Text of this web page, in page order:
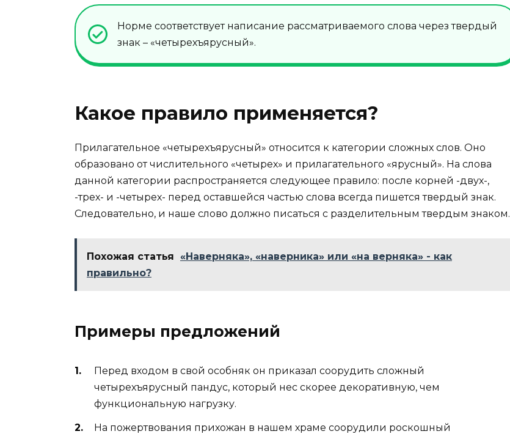
Норме соответствует написание рассматриваемого слова через твердый
знак – «четырехъярусный».
Какое правило применяется?
Прилагательное «четырехъярусный» относится к категории сложных слов. Оно
образовано от числительного «четырех» и прилагательного «ярусный». На слова
данной категории распространяется следующее правило: после корней -двух-,
-трех- и -четырех- перед оставшейся частью слова всегда пишется твердый знак.
Следовательно, и наше слово должно писаться с разделительным твердым знаком.
Похожая статья
«Наверняка», «наверника» или «на верняка» - как
правильно?
Примеры предложений
Перед входом в свой особняк он приказал соорудить сложный
четырехъярусный пандус, который нес скорее декоративную, чем
функциональную нагрузку.
На пожертвования прихожан в нашем храме соорудили роскошный